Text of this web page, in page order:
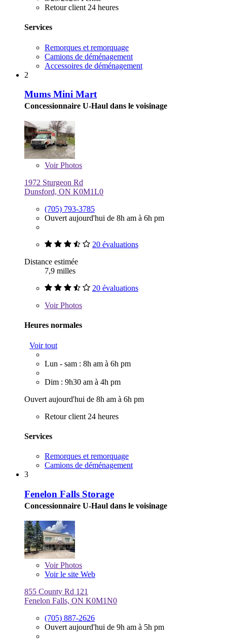
Retour client 24 heures
Services
Remorques et remorquage
Camions de déménagement
Accessoires de déménagement
2
Mums Mini Mart
Concessionnaire U-Haul dans le voisinage
VoirPhotos
1972 Sturgeon Rd
Dunsford, ON K0M1L0
(705) 793-3785
Ouvert aujourd'hui de 8h am à 6h pm
20 évaluations
Distance estimée
7,9 milles
20 évaluations
VoirPhotos
Heures normales
Voir tout
Lun - sam : 8h am à 6h pm
Dim : 9h30 am à 4h pm
Ouvert aujourd'hui de 8h am à 6h pm
Retour client 24 heures
Services
Remorques et remorquage
Camions de déménagement
3
Fenelon Falls Storage
Concessionnaire U-Haul dans le voisinage
VoirPhotos
Voir le site Web
855 County Rd 121
Fenelon Falls, ON K0M1N0
(705) 887-2626
Ouvert aujourd'hui de 9h am à 5h pm